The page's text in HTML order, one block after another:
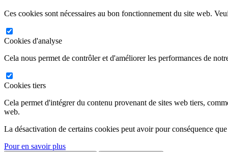
Ces cookies sont nécessaires au bon fonctionnement du site web.
Cookies d'analyse
Cela nous permet de contrôler et d'améliorer les performances de
Cookies tiers
Cela permet d'intégrer du contenu provenant de sites web tiers,
web.
La désactivation de certains cookies peut avoir pour conséquence
Pour en savoir plus